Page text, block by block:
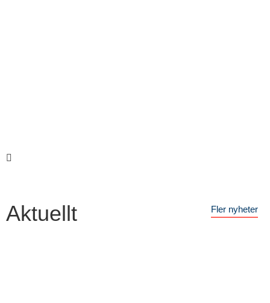
Aktuellt Fler nyheter